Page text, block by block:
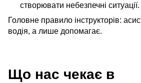
створювати небезпечні ситуації.
Головне правило інструкторів:
водія, а лише допомагає.
Що нас чекає в